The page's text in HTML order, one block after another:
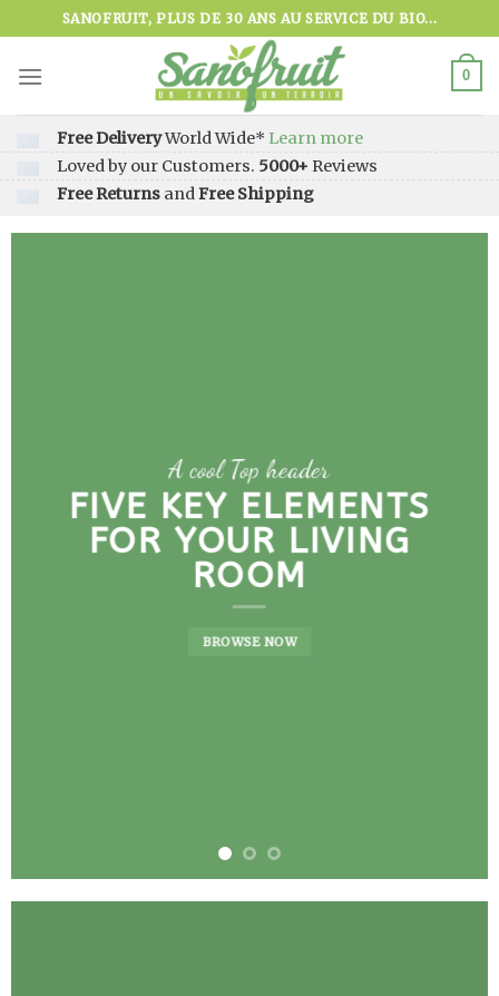
to
content
SANOFRUIT, PLUS DE 30 ANS AU SERVICE DU BIO...
0
Free DeliveryWorld Wide* Learn more
Loved by our Customers. 5000+ Reviews
Free Returns andFree Shipping
A cool Top header
FIVE KEY ELEMENTS
FOR YOUR LIVING
ROOM
BROWSE NOW